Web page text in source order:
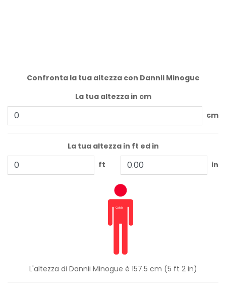
Confronta la tua altezza con Dannii Minogue
La tua altezza in cm
cm
La tua altezza in ft ed in
ft
in
L'altezza di Dannii Minogue è 157.5 cm (5 ft 2 in)